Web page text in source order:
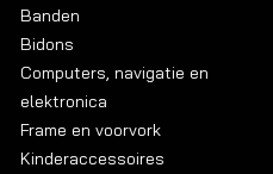
Banden
Bidons
Computers, navigatie en
elektronica
Frame en voorvork
Kinderaccessoires